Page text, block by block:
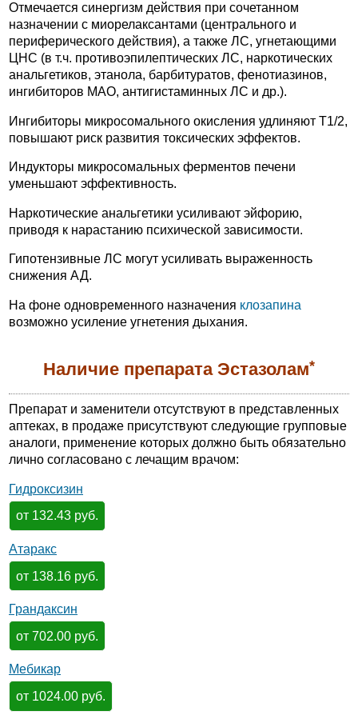
Отмечается синергизм действия при сочетанном
назначении с миорелаксантами (центрального и
периферического действия), а также ЛС, угнетающими
ЦНС (в т.ч. противоэпилептических ЛС, наркотических
анальгетиков, этанола, барбитуратов, фенотиазинов,
ингибиторов МАО, антигистаминных ЛС и др.).
Ингибиторы микросомального окисления удлиняют T1/2,
повышают риск развития токсических эффектов.
Индукторы микросомальных ферментов печени
уменьшают эффективность.
Наркотические анальгетики усиливают эйфорию,
приводя к нарастанию психической зависимости.
Гипотензивные ЛС могут усиливать выраженность
снижения АД.
На фоне одновременного назначения клозапина
возможно усиление угнетения дыхания.
Наличие препарата Эстазолам*
Препарат и заменители отсутствуют в представленных
аптеках, в продаже присутствуют следующие групповые
аналоги, применение которых должно быть обязательно
лично согласовано с лечащим врачом:
Гидроксизин
от 132.43 руб.
Атаракс
от 138.16 руб.
Грандаксин
от 702.00 руб.
Мебикар
от 1024.00 руб.